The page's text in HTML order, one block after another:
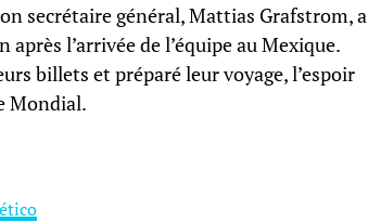
secrétaire général, Mattias Grafstrom, a
l’arrivée de l’équipe au Mexique.
billets et préparé leur voyage, l’espoir
Mondial.